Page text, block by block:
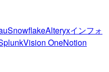
SnowflakeAlteryxインフォ
Vision OneNotion